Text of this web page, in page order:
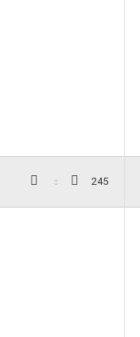
245